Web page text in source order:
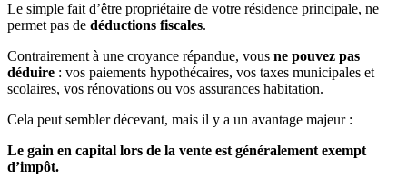
Le simple fait d’être propriétaire de votre résidence principale, ne
permet pas de déductions fiscales.
Contrairement à une croyance répandue, vous ne pouvez pas
déduire : vos paiements hypothécaires, vos taxes municipales et
scolaires, vos rénovations ou vos assurances habitation.
Cela peut sembler décevant, mais il y a un avantage majeur :
Le gain en capital lors de la vente est généralement exempt
d’impôt.